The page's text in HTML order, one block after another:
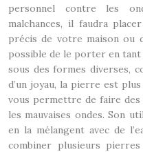
personnel contre les
malchances, il faudra
précis de votre maison ou
possible de le porter en tant
sous des formes diverses,
d’un joyau, la pierre est
vous permettre de faire
les mauvaises ondes. Son
en la mélangent avec de
combiner plusieurs